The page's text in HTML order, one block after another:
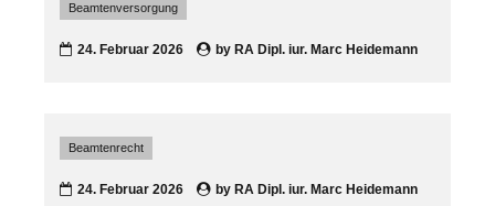
Beamtenversorgung
24. Februar 2026 by RA Dipl. iur. Marc Heidemann
Beamtenrecht
24. Februar 2026 byRA Dipl. iur. Marc Heidemann